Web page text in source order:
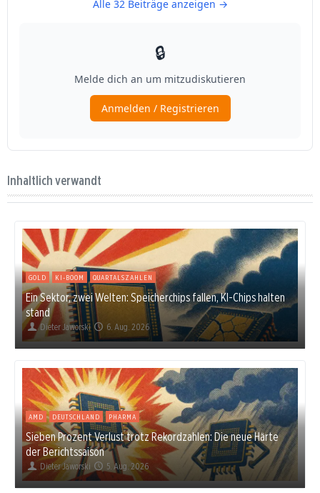
Inhaltlich verwandt
GOLD KI-BOOM QUARTALSZAHLEN
Ein Sektor, zwei Welten: Speicherchips fallen, KI-Chips halten
stand
Dieter Jaworski 6. Aug. 2026
AMD DEUTSCHLAND PHARMA
Sieben Prozent Verlust trotz Rekordzahlen: Die neue Härte
der Berichtssaison
Dieter Jaworski 5. Aug. 2026